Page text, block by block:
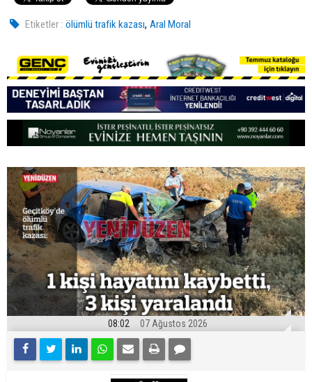
Etiketler : ölümlü trafik kazası,Aral Moral
08:02 07 Ağustos 2026